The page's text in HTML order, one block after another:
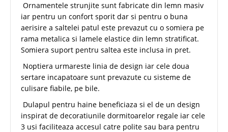
Ornamentele strunjite sunt fabricate din lemn masiv
iar pentru un confort sporit dar si pentru o buna
aerisire a saltelei patul este prevazut cu o somiera pe
rama metalica si lamele elastice din lemn stratificat.
Somiera suport pentru saltea este inclusa in pret.
Noptiera urmareste linia de design iar cele doua
sertare incapatoare sunt prevazute cu sisteme de
culisare fiabile, pe bile.
Dulapul pentru haine beneficiaza si el de un design
inspirat de decoratiunile dormitoarelor regale iar cele
3 usi faciliteaza accesul catre polite sau bara pentru